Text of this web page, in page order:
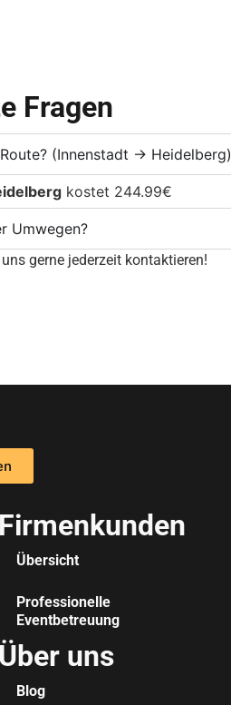
Fragen
(Innenstadt → Heidelberg)
kostet 244.99€
Umwegen?
gerne jederzeit kontaktieren!
Firmenkunden
Übersicht
Professionelle
Eventbetreuung
Über uns
Blog